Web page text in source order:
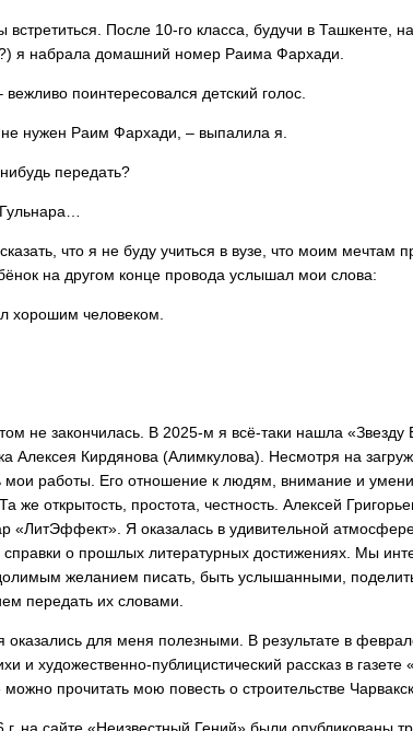
После 10-го класса, будучи в Ташкенте,
я набрала домашний номер Раима Фархади.
поинтересовался детский голос.
нужен Раим Фархади, – выпалила я.
передать?
что я не буду учиться в вузе, что моим мечтам
на другом конце провода услышал мои слова:
хорошим человеком.
не закончилась. В 2025-м я всё-таки нашла «Звезду
Алексея Кирдянова (Алимкулова). Несмотря на
мои работы. Его отношение к людям, внимание и
же открытость, простота, честность. Алексей
«ЛитЭффект». Я оказалась в удивительной
о прошлых литературных достижениях. Мы
желанием писать, быть услышанными,
передать их словами.
оказались для меня полезными. В результате в
и художественно-публицистический рассказ в газете
прочитать мою повесть о строительстве